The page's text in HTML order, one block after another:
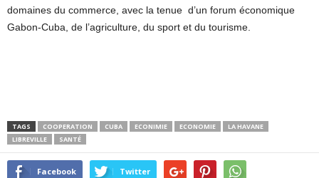
domaines du commerce, avec la tenue d’un forum économique
Gabon-Cuba, de l’agriculture, du sport et du tourisme.
TAGS COOPERATION CUBA ECONIMIE ECONOMIE
LA HAVANE
LIBREVILLE
SANTÉ
Facebook Twitter